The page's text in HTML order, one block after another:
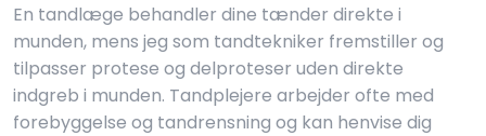
En tandlæge behandler dine tænder direkte i
munden, mens jeg som tandtekniker fremstiller og
tilpasser protese og delproteser uden direkte
indgreb i munden. Tandplejere arbejder ofte med
forebyggelse og tandrensning og kan henvise dig